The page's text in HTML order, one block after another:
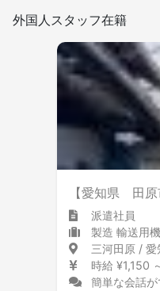
外国人スタッフ在籍
【愛知県 田
派遣社員
製造 輸送用機器
三河田原 / 愛
時給 ¥1,150
簡単な会話が